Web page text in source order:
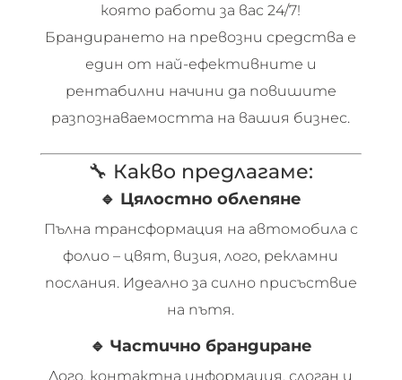
която работи за вас 24/7!
Брандирането на превозни средства е
един от най-ефективните и
рентабилни начини да повишите
разпознаваемостта на вашия бизнес.
🔧 Какво предлагаме:
🔹 Цялостно облепяне
Пълна трансформация на автомобила с
фолио – цвят, визия, лого, рекламни
послания. Идеално за силно присъствие
на пътя.
🔹 Частично брандиране
Лого, контактна информация, слоган и